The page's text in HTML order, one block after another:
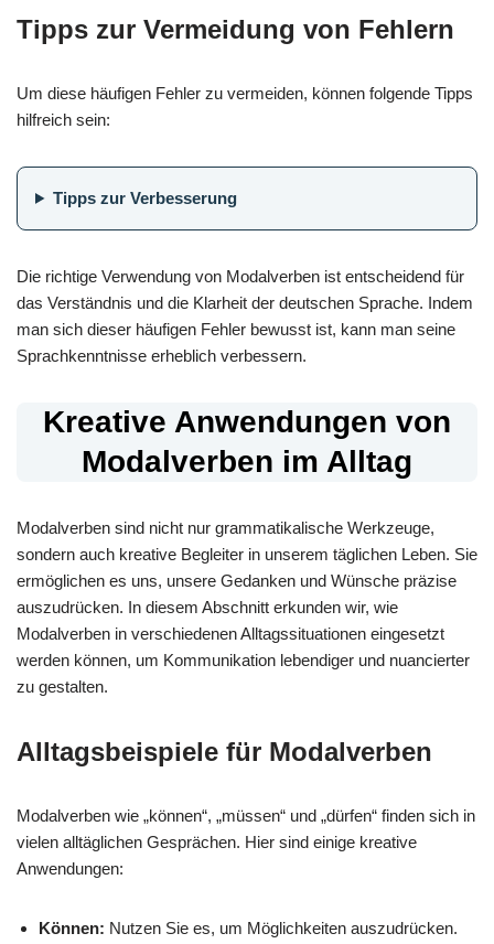
Tipps zur Vermeidung von Fehlern
Um diese häufigen Fehler zu vermeiden, können folgende Tipps
hilfreich sein:
Tipps zur Verbesserung
Die richtige Verwendung von Modalverben ist entscheidend für
das Verständnis und die Klarheit der deutschen Sprache. Indem
man sich dieser häufigen Fehler bewusst ist, kann man seine
Sprachkenntnisse erheblich verbessern.
Kreative Anwendungen von
Modalverben im Alltag
Modalverben sind nicht nur grammatikalische Werkzeuge,
sondern auch kreative Begleiter in unserem täglichen Leben. Sie
ermöglichen es uns, unsere Gedanken und Wünsche präzise
auszudrücken. In diesem Abschnitt erkunden wir, wie
Modalverben in verschiedenen Alltagssituationen eingesetzt
werden können, um Kommunikation lebendiger und nuancierter
zu gestalten.
Alltagsbeispiele für Modalverben
Modalverben wie „können“, „müssen“ und „dürfen“ finden sich in
vielen alltäglichen Gesprächen. Hier sind einige kreative
Anwendungen:
Können: Nutzen Sie es, um Möglichkeiten auszudrücken.